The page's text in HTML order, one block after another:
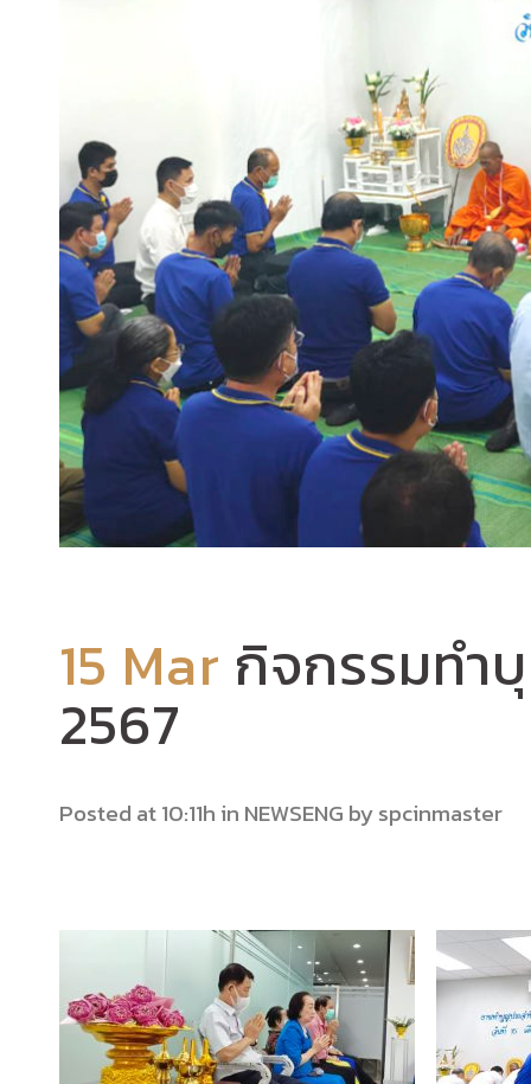
15 Mar กิจกรรมทำ
2567
Posted at 10:11h in NEWSENG byspcinmaster